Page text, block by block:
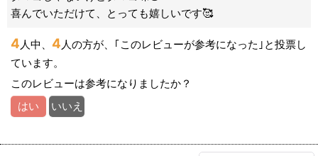
喜んでいただけて、とっても嬉しいです🥰
4 人中、 4 人の方が、｢このレビューが参考になった｣と投票し
ています。
このレビューは参考になりましたか？
はい
いいえ